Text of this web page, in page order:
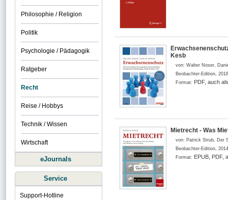
Kesb
von: Walter Noser,
Beobachter-Edition, 2018
Format: PDF, auch
Mietrecht - Was
von: Patrick Strub, Der
Beobachter-Edition, 2014
Format: EPUB, PDF,
Philosophie / Religion
Politik
Psychologie / Pädagogik
Ratgeber
Recht
Reise / Hobbys
Technik / Wissen
Wirtschaft
eJournals
Service
Support-Hotline